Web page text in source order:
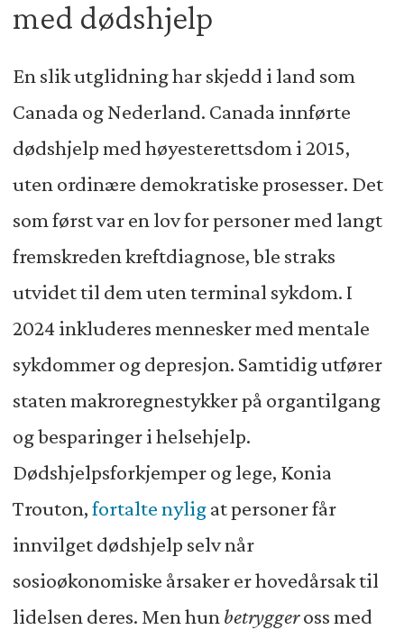
med dødshjelp
En slik utglidning har skjedd i land som
Canada og Nederland. Canada innførte
dødshjelp med høyesterettsdom i 2015,
uten ordinære demokratiske prosesser. Det
som først var en lov for personer med langt
fremskreden kreftdiagnose, ble straks
utvidet til dem uten terminal sykdom. I
2024 inkluderes mennesker med mentale
sykdommer og depresjon. Samtidig utfører
staten makroregnestykker på organtilgang
og besparinger i helsehjelp.
Dødshjelpsforkjemper og lege, Konia
Trouton,fortalte nyligat personer får
innvilget dødshjelp selv når
sosioøkonomiske årsaker er hovedårsak til
lidelsen deres. Men hun betryggeross med